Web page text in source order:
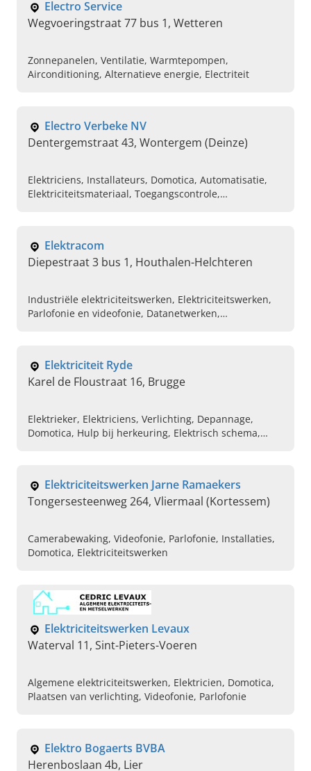
Electro Service
Wegvoeringstraat 77 bus 1, Wetteren
Zonnepanelen, Ventilatie, Warmtepompen,
Airconditioning, Alternatieve energie, Electriteit
Electro Verbeke NV
Dentergemstraat 43, Wontergem (Deinze)
Elektriciens, Installateurs, Domotica, Automatisatie,
Elektriciteitsmateriaal, Toegangscontrole,
Elektracom
Diepestraat 3 bus 1, Houthalen-Helchteren
Industriële elektriciteitswerken, Elektriciteitswerken,
Parlofonie en videofonie, Datanetwerken,
Elektriciteit Ryde
Karel de Floustraat 16, Brugge
Elektrieker, Elektriciens, Verlichting, Depannage,
Domotica, Hulp bij herkeuring, Elektrisch schema,
Elektriciteitswerken Jarne Ramaekers
Tongersesteenweg 264, Vliermaal (Kortessem)
Camerabewaking, Videofonie, Parlofonie, Installaties,
Domotica, Elektriciteitswerken
Elektriciteitswerken Levaux
Waterval 11, Sint-Pieters-Voeren
Algemene elektriciteitswerken, Elektricien, Domotica,
Plaatsen van verlichting, Videofonie, Parlofonie
Elektro Bogaerts BVBA
Herenboslaan 4b, Lier